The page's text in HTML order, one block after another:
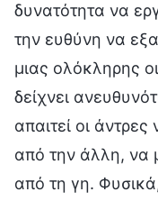
δυνατότητα να
την ευθύνη να
μιας ολόκληρης
δείχνει
απαιτεί οι
από την άλλη, να
από τη γη.